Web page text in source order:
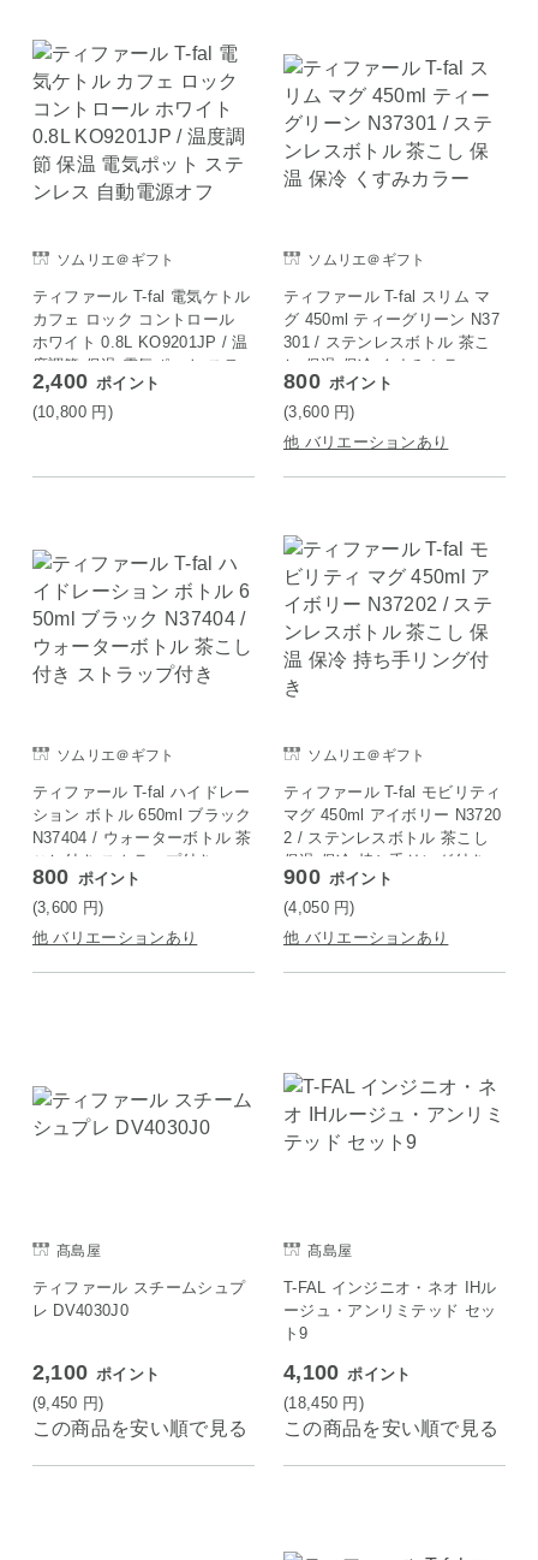
ソムリエ＠ギフト
ティファール T-fal 電気ケトル
カフェ ロック コントロール
ホワイト 0.8L KO9201JP / 温
度調節 保温 電気ポット ステ
ンレス 自動電源オフ
2,400 ポイント
(10,800 円 )
ソムリエ＠ギフト
ティファール T-fal スリム マ
グ 450ml ティーグリーン N37
301 / ステンレスボトル 茶こ
し 保温 保冷 くすみカラー
800 ポイント
(3,600 円)
他 バリエーションあり
ソムリエ＠ギフト
ティファール T-fal ハイドレー
ション ボトル 650ml ブラック
N37404 / ウォーターボトル 茶
こし付き ストラップ付き
800 ポイント
(3,600 円)
他 バリエーションあり
ソムリエ＠ギフト
ティファール T-fal モビリティ
マグ 450ml アイボリー N3720
2 / ステンレスボトル 茶こし
保温 保冷 持ち手リング付き
900 ポイント
(4,050 円)
他 バリエーションあり
髙島屋
ティファール スチームシュプ
レ DV4030J0
2,100 ポイント
(9,450 円)
この商品を安い順で見る
髙島屋
T-FAL インジニオ・ネオ IHル
ージュ・アンリミテッド セッ
ト9
4,100 ポイント
(18,450 円 )
この商品を安い順で見る